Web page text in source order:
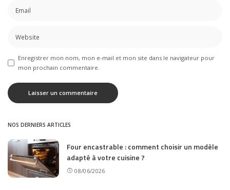
Enregistrer mon nom, mon e-mail et mon site dans le navigateur pour
mon prochain commentaire.
NOS DERNIERS ARTICLES
Four encastrable : comment choisir un modèle
adapté à votre cuisine ?
08/06/2026